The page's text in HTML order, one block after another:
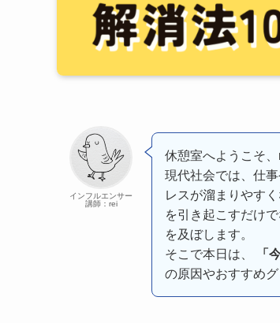
インフルエンサー
講師：rei
休憩室へようこそ、
現代社会では、仕
レスが溜まりやす
を引き起こすだけ
を及ぼします。
そこで本日は、
「
の原因やおすすめ